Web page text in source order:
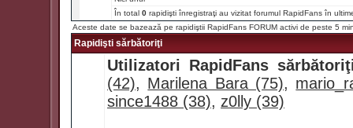
În total 0 rapidişti înregistraţi au vizitat forumul RapidFans în
Aceste date se bazează pe rapidiştii RapidFans FORUM activi de peste 5
Rapidişti sărbătoriţi
Utilizatori RapidFans
(42), Marilena Bara (75),
since1488 (38), z0lly (39)